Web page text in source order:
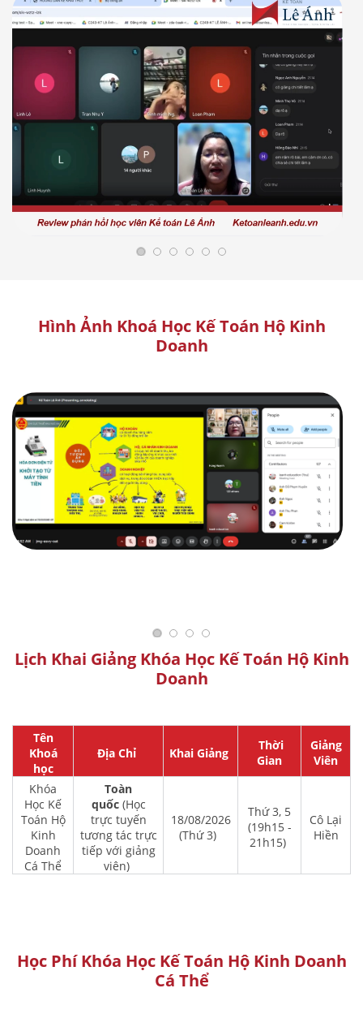
Hình Ảnh Khoá Học Kế Toán Hộ Kinh
Doanh
Lịch Khai Giảng Khóa Học Kế Toán Hộ Kinh
Doanh
Tên
Khoá
học
Địa Chỉ Khai Giảng
Thời
Gian
Giảng
Viên
Khóa
Học Kế
Toán Hộ
Kinh
Doanh
Cá Thể
Toàn
quốc(Học
trực tuyến
tương tác trực
tiếp với giảng
viên)
18/08/2026
(Thứ 3)
Thứ 3, 5
(19h15 -
21h15)
Cô Lại
Hiền
Học Phí Khóa Học Kế Toán Hộ Kinh Doanh
Cá Thể